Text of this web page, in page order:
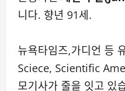
니다. 향년 91세.
뉴욕타임즈,가디언 등
Sciece, Scientific
모기사가 줄을 잇고 있